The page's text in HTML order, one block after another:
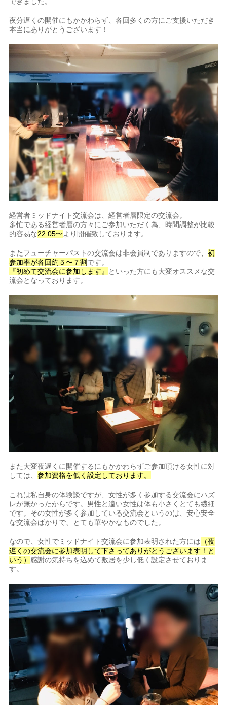
夜分遅くの開催にもかかわらず、各回多くの方にご支援いただき
本当にありがとうございます！
経営者ミッドナイト交流会は、経営者層限定の交流会。
多忙である経営者層の方々にご参加いただく為、時間調整が比較
的容易な22:05〜より開催致しております。
またフューチャーパストの交流会は非会員制でありますので、初
参加率が各回約５〜７割 です。
『初めて交流会に参加します』 といった方にも大変オススメな交
流会となっております。
また大変夜遅くに開催するにもかかわらずご参加頂ける女性に対
しては、参加資格を低く設定しております。
これは私自身の体験談ですが、女性が多く参加する交流会にハズ
レが無かったからです。男性と違い女性は体も小さくとても繊細
です。その女性が多く参加している交流会というのは、安心安全
な交流会ばかりで、とても華やかなものでした。
なので、女性でミッドナイト交流会に参加表明された方には （夜
遅くの交流会に参加表明して下さってありがとうございます！と
いう） 感謝の気持ちを込めて敷居を少し低く設定させておりま
す。